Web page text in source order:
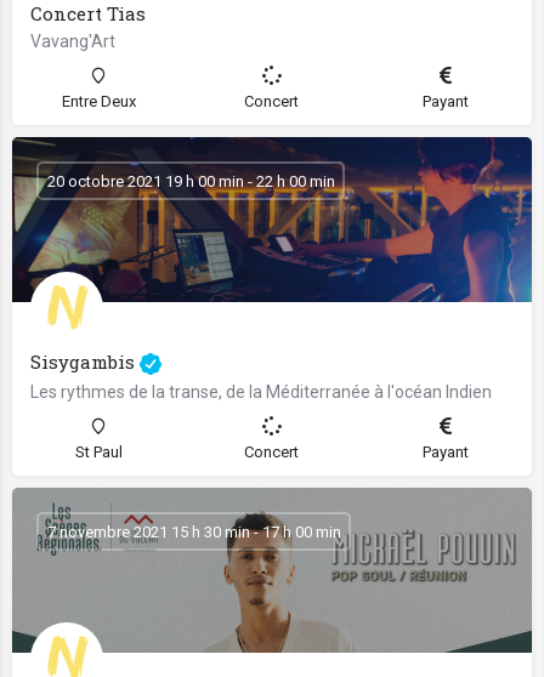
Concert Tias
Vavang'Art
Entre Deux Concert Payant
Sisygambis
Les rythmes de la transe, de la Méditerranée à l'océan Indien
20 octobre 2021 19 h 00 min - 22 h 00 min
St Paul Concert Payant
7 novembre 2021 15 h 30 min - 17 h 00 min